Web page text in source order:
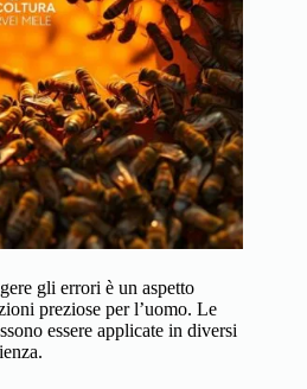
gli errori è un aspetto
preziose per l’uomo. Le
essere applicate in diversi